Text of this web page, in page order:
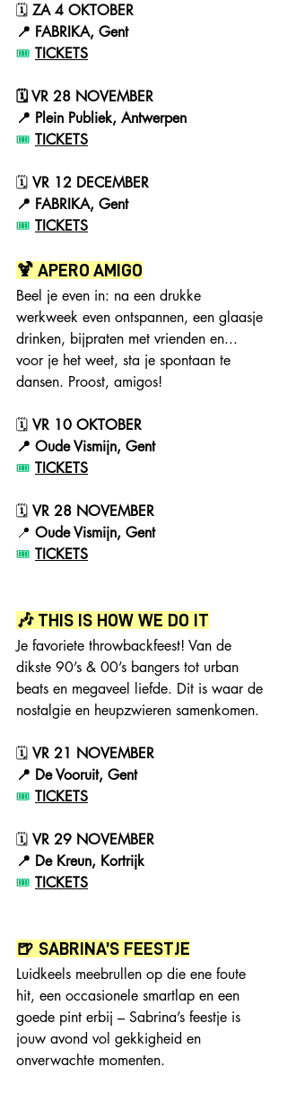
🗓 ZA 4 OKTOBER
📍 FABRIKA, Gent
🎟️ TICKETS
🗓 VR 28 NOVEMBER
📍 Plein Publiek, Antwerpen
🎟️ TICKETS
🗓 VR 12 DECEMBER
📍 FABRIKA, Gent
🎟️ TICKETS
🍹 APERO AMIGO
Beel je even in: na een drukke
werkweek even ontspannen, een glaasje
drinken, bijpraten met vrienden en...
voor je het weet, sta je spontaan te
dansen. Proost, amigos!
🗓 VR 10 OKTOBER
📍 Oude Vismijn, Gent
🎟️ TICKETS
🗓 VR 28 NOVEMBER
📍 Oude Vismijn, Gent
🎟️ TICKETS
🎶 THIS IS HOW WE DO IT
Je favoriete throwbackfeest! Van de
dikste 90’s & 00’s bangers tot urban
beats en megaveel liefde. Dit is waar de
nostalgie en heupzwieren samenkomen.
🗓 VR 21 NOVEMBER
📍 De Vooruit, Gent
🎟️ TICKETS
🗓 VR 29 NOVEMBER
📍 De Kreun, Kortrijk
🎟️ TICKETS
🍺 SABRINA’S FEESTJE
Luidkeels meebrullen op die ene foute
hit, een occasionele smartlap en een
goede pint erbij – Sabrina’s feestje is
jouw avond vol gekkigheid en
onverwachte momenten.